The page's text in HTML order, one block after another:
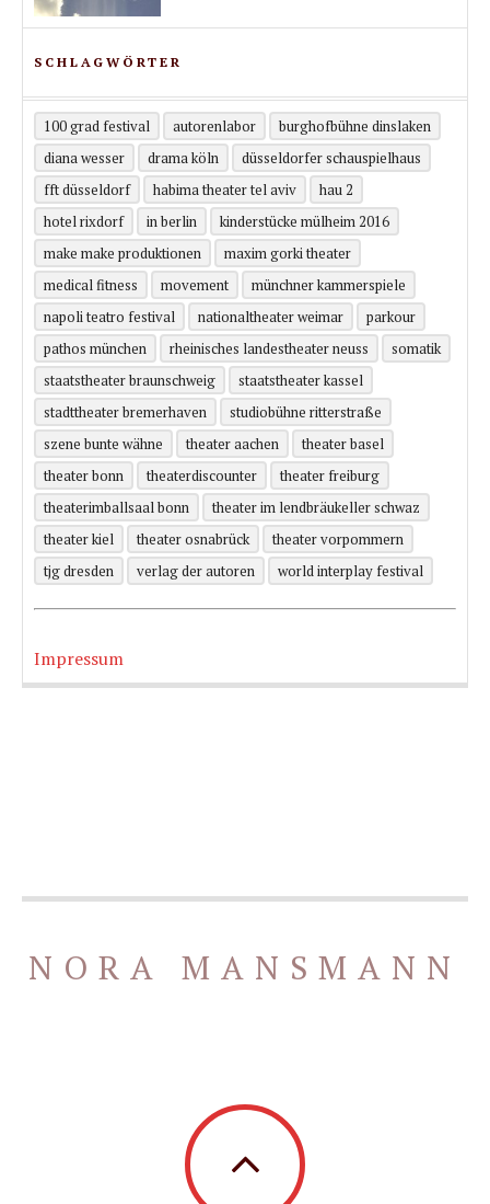
SCHLAGWÖRTER
100 grad festival autorenlabor
burghofbühne dinslaken
diana wesser
drama köln
düsseldorfer schauspielhaus
fft düsseldorf
habima theater tel aviv
hau 2
hotel rixdorf
in berlin
kinderstücke mülheim 2016
make make produktionen
maxim gorki theater
medical fitness
movement
münchner kammerspiele
napoli teatro festival
nationaltheater weimar
parkour
pathos münchen
rheinisches landestheater neuss
somatik
staatstheater braunschweig
staatstheater kassel
stadttheater bremerhaven
studiobühne ritterstraße
szene bunte wähne
theater aachen
theater basel
theater bonn
theaterdiscounter
theater freiburg
theaterimballsaal bonn
theater im lendbräukeller schwaz
theater kiel
theater osnabrück
theater vorpommern
tjg dresden
verlag der autoren world interplay festival
Impressum
NORA MANSMANN